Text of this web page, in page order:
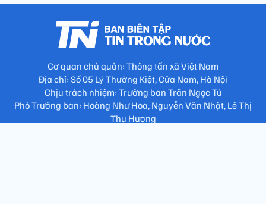
Cơ quan chủ quản: Thông tấn xã Việt Nam
Địa chỉ: Số 05 Lý Thường Kiệt, Cửa Nam, Hà Nội
Chịu trách nhiệm: Trưởng ban Trần Ngọc Tú
Phó Trưởng ban: Hoàng Như Hoa, Nguyễn Văn Nhật, Lê Thị
Thu Hương